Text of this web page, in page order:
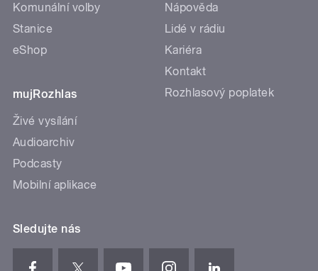
Komunální volby
Stanice
eShop
mujRozhlas
Živé vysílání
Audioarchiv
Podcasty
Mobilní aplikace
Nápověda
Lidé v rádiu
Kariéra
Kontakt
Rozhlasový poplatek
Sledujte nás